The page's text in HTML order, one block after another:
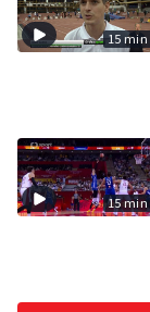
15 min
15 min